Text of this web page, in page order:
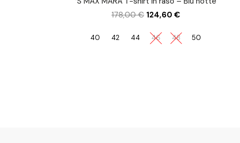
178,00€ 124,60€
40 42 44 46 48 50